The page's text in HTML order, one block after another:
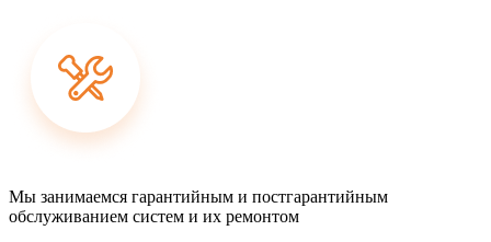
Мы занимаемся гарантийным и постгарантийным
обслуживанием систем и их ремонтом